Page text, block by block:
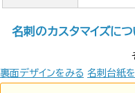
名刺のカスタマイズに
裏面デザインをみる 名刺台紙